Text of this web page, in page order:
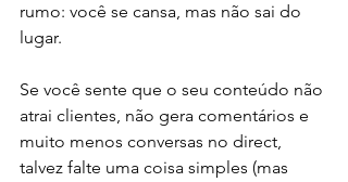
rumo: você se cansa, mas não sai do
lugar.
Se você sente que o seu conteúdo não
atrai clientes, não gera comentários e
muito menos conversas no direct,
talvez falte uma coisa simples (mas